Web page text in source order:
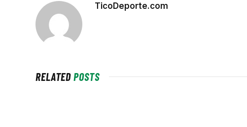
TicoDeporte.com
RELATEDPOSTS